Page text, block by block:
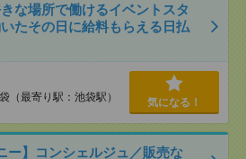
な場所で働けるイベントスタ
たその日に給料もらえる日払
（最寄り駅：池袋駅） 気になる！
ー】コンシェルジュ／販売な